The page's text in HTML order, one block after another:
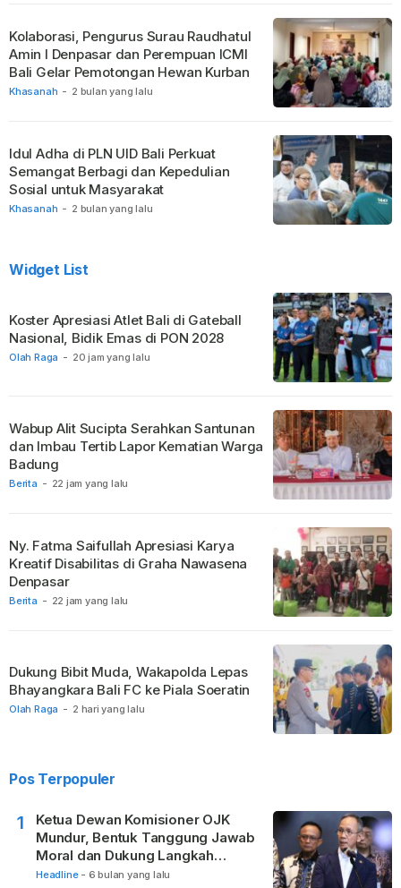
Khasanah - 2 bulan yang lalu
Kolaborasi, Pengurus Surau Raudhatul
Amin I Denpasar dan Perempuan ICMI
Bali Gelar Pemotongan Hewan Kurban
Khasanah - 2 bulan yang lalu
Idul Adha di PLN UID Bali Perkuat
Semangat Berbagi dan Kepedulian
Sosial untuk Masyarakat
Widget List
Olah Raga - 20 jam yang lalu
Koster Apresiasi Atlet Bali di Gateball
Nasional, Bidik Emas di PON 2028
Berita - 22 jam yang lalu
Wabup Alit Sucipta Serahkan Santunan
dan Imbau Tertib Lapor Kematian Warga
Badung
Berita - 22 jam yang lalu
Ny. Fatma Saifullah Apresiasi Karya
Kreatif Disabilitas di Graha Nawasena
Denpasar
Olah Raga - 2 hari yang lalu
Dukung Bibit Muda, Wakapolda Lepas
Bhayangkara Bali FC ke Piala Soeratin
Pos Terpopuler
1
Ketua Dewan Komisioner OJK
Mundur, Bentuk Tanggung Jawab
Moral dan Dukung Langkah
Pemulihan
Headline - 6 bulan yang lalu